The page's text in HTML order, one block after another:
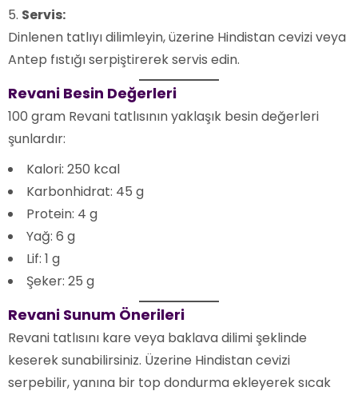
Servis:
Dinlenen tatlıyı dilimleyin, üzerine Hindistan cevizi veya
Antep fıstığı serpiştirerek servis edin.
Revani Besin Değerleri
100 gram Revani tatlısının yaklaşık besin değerleri
şunlardır:
Kalori: 250 kcal
Karbonhidrat: 45 g
Protein: 4 g
Yağ: 6 g
Lif: 1 g
Şeker: 25 g
Revani Sunum Önerileri
Revani tatlısını kare veya baklava dilimi şeklinde
keserek sunabilirsiniz. Üzerine Hindistan cevizi
serpebilir, yanına bir top dondurma ekleyerek sıcak